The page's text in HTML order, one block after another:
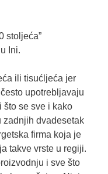
stoljeća”
Ini.
ili tisućljeća jer
upotrebljavaju
što se sve i kako
zadnjih dvadesetak
firma koja je
takve vrste u regiji.
i sve što